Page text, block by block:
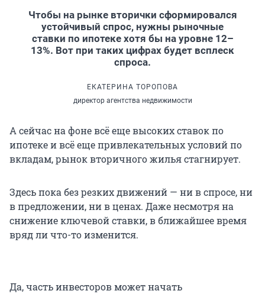
Чтобы на рынке вторички сформировался
устойчивый спрос, нужны рыночные
ставки по ипотеке хотя бы на уровне 12–
13%. Вот при таких цифрах будет всплеск
спроса.
ЕКАТЕРИНА ТОРОПОВА
директор агентства недвижимости
А сейчас на фоне всё еще высоких ставок по
ипотеке и всё еще привлекательных условий по
вкладам, рынок вторичного жилья стагнирует.
Здесь пока без резких движений — ни в спросе, ни
в предложении, ни в ценах. Даже несмотря на
снижение ключевой ставки, в ближайшее время
вряд ли что-то изменится.
Да, часть инвесторов может начать